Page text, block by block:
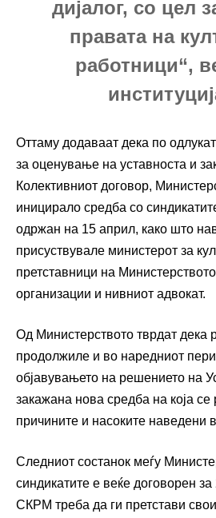
дијалог, со цел
правата на
работници“,
Оттаму додаваат дека по
за оценување на уставноста и
Колективниот договор,
иницирало средба со
одржан на 15 април, како што
присуствувале министерот за
претставници на
организации и нивниот адвокат.
Од Министерството тврдат дека
продолжиле и во наредниот
објавувањето на решението на
закажана нова средба на која се
причините и насоките наведени
Следниот состанок меѓу
синдикатите е веќе договорен
СКРМ треба да ги претстави